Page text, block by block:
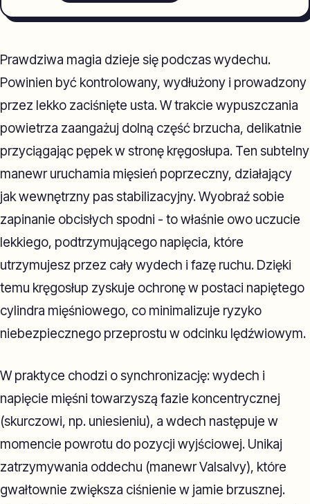
Prawdziwa magia dzieje się podczas wydechu.
Powinien być kontrolowany, wydłużony i prowadzony
przez lekko zaciśnięte usta. W trakcie wypuszczania
powietrza zaangażuj dolną część brzucha, delikatnie
przyciągając pępek w stronę kręgosłupa. Ten subtelny
manewr uruchamia mięsień poprzeczny, działający
jak wewnętrzny pas stabilizacyjny. Wyobraź sobie
zapinanie obcisłych spodni - to właśnie owo uczucie
lekkiego, podtrzymującego napięcia, które
utrzymujesz przez cały wydech i fazę ruchu. Dzięki
temu kręgosłup zyskuje ochronę w postaci napiętego
cylindra mięśniowego, co minimalizuje ryzyko
niebezpiecznego przeprostu w odcinku lędźwiowym.
W praktyce chodzi o synchronizację: wydech i
napięcie mięśni towarzyszą fazie koncentrycznej
(skurczowi, np. uniesieniu), a wdech następuje w
momencie powrotu do pozycji wyjściowej. Unikaj
zatrzymywania oddechu (manewr Valsalvy), które
gwałtownie zwiększa ciśnienie w jamie brzusznej.